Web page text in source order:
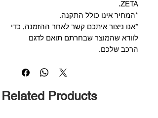
ZETA.
*המחיר אינו כולל התקנה.
*אנו ניצור איתכם קשר לאחר ההזמנה, כדי
לוודא שהמוצר שבחרתם תואם לדגם
הרכב שלכם.
Related Products